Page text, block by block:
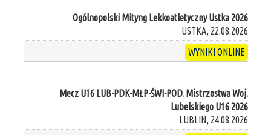
Ogólnopolski Mityng Lekkoatletyczny Ustka 2026
USTKA, 22.08.2026
WYNIKI ONLINE
Mecz U16 LUB-PDK-MŁP-ŚWI-POD. Mistrzostwa Woj.
Lubelskiego U16 2026
LUBLIN, 24.08.2026